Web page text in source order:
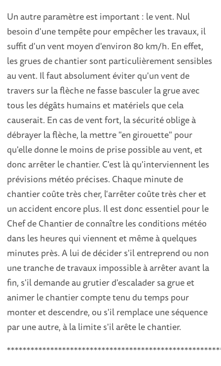
Un autre paramètre est important : le vent. Nul
besoin d'une tempête pour empêcher les travaux, il
suffit d'un vent moyen d'environ 80 km/h. En effet,
les grues de chantier sont particulièrement sensibles
au vent. Il faut absolument éviter qu'un vent de
travers sur la flèche ne fasse basculer la grue avec
tous les dégâts humains et matériels que cela
causerait. En cas de vent fort, la sécurité oblige à
débrayer la flèche, la mettre "en girouette" pour
qu'elle donne le moins de prise possible au vent, et
donc arrêter le chantier. C'est là qu'interviennent les
prévisions météo précises. Chaque minute de
chantier coûte très cher, l'arrêter coûte très cher et
un accident encore plus. Il est donc essentiel pour le
Chef de Chantier de connaître les conditions météo
dans les heures qui viennent et même à quelques
minutes près. A lui de décider s'il entreprend ou non
une tranche de travaux impossible à arrêter avant la
fin, s'il demande au grutier d'escalader sa grue et
animer le chantier compte tenu du temps pour
monter et descendre, ou s'il remplace une séquence
par une autre, à la limite s'il arête le chantier.